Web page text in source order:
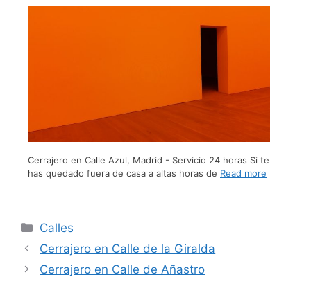
Cerrajero en Calle Azul, Madrid - Servicio 24 horas Si te
has quedado fuera de casa a altas horas de Read more
Calles
Cerrajero en Calle de la Giralda
Cerrajero en Calle de Añastro